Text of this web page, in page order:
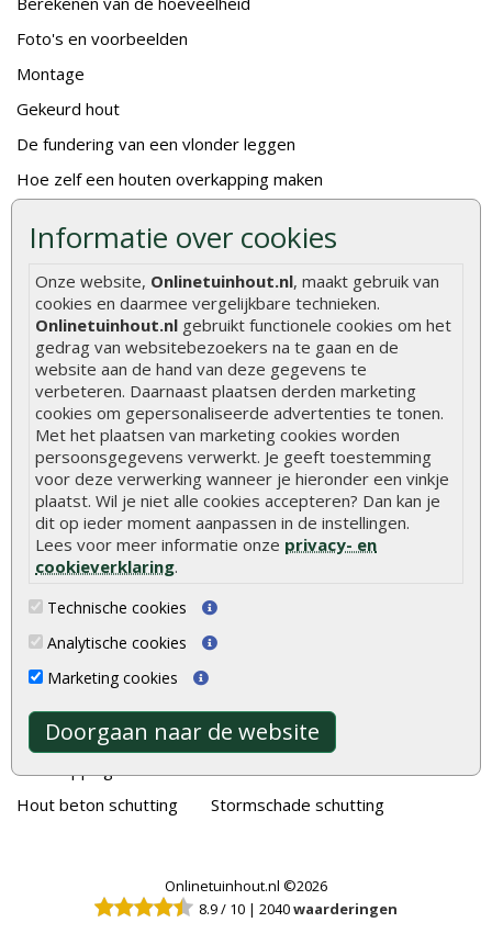
Informatie over cookies
Onze website, Onlinetuinhout.nl, maakt gebruik van
cookies en daarmee vergelijkbare technieken.
Onlinetuinhout.nl gebruikt functionele cookies om het
gedrag van websitebezoekers na te gaan en de
website aan de hand van deze gegevens te
verbeteren. Daarnaast plaatsen derden marketing
cookies om gepersonaliseerde advertenties te tonen.
Met het plaatsen van marketing cookies worden
persoonsgegevens verwerkt. Je geeft toestemming
voor deze verwerking wanneer je hieronder een vinkje
plaatst. Wil je niet alle cookies accepteren? Dan kan je
dit op ieder moment aanpassen in de instellingen.
Lees voor meer informatie onze privacy- en
cookieverklaring.
Technische cookies
Analytische cookies
Marketing cookies
Doorgaan naar de website
Foto's en voorbeelden
Montage
Gekeurd hout
De fundering van een vlonder leggen
Hoe zelf een houten overkapping maken
Hoe betonpaal plaatsen
Hoe schutting plaatsen
De 9 beste tuinschermen van Onlinetuinhout.nl
Stijlvolle houtsoorten voor in de tuin
Duurzame tuin
Welke palen voor een schapenhek
Alle populaire categorieën
Tuinhout
Schutting
Vlonderplanken
Tuinpalen
Tuinhekken
Blokhutten
Overkappingen
Hout beton schutting
Tuindeuren
Tuinschermen
Aanbiedingen
Merken
Stormschade schutting
Onlinetuinhout.nl ©2026
8.9/ 10 | 2040waarderingen